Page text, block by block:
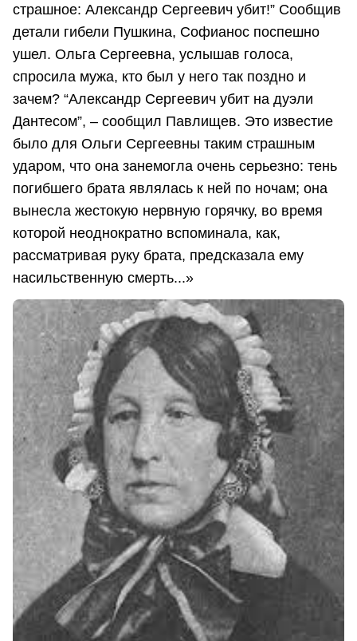
страшное: Александр Сергеевич убит!” Сообщив
детали гибели Пушкина, Софианос поспешно
ушел. Ольга Сергеевна, услышав голоса,
спросила мужа, кто был у него так поздно и
зачем? “Александр Сергеевич убит на дуэли
Дантесом”, – сообщил Павлищев. Это известие
было для Ольги Сергеевны таким страшным
ударом, что она занемогла очень серьезно: тень
погибшего брата являлась к ней по ночам; она
вынесла жестокую нервную горячку, во время
которой неоднократно вспоминала, как,
рассматривая руку брата, предсказала ему
насильственную смерть...»